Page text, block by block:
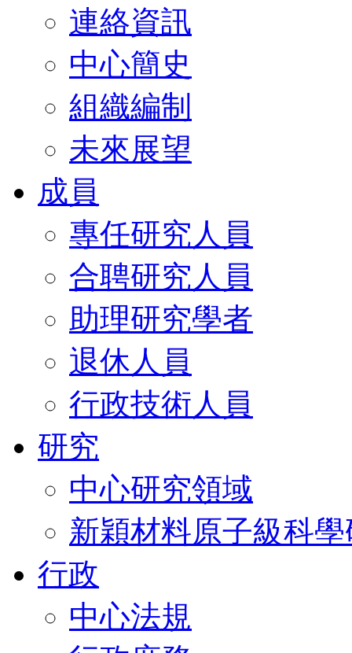
連絡資訊
中心簡史
組織編制
未來展望
成員
專任研究人員
合聘研究人員
助理研究學者
退休人員
行政技術人員
研究
中心研究領域
新穎材料原子級科
行政
中心法規